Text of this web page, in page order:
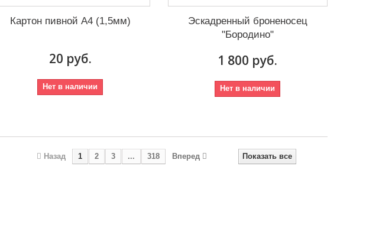
Картон пивной А4 (1,5мм)
20 руб.
Нет в наличии
Эскадренный броненосец
"Бородино"
1 800 руб.
Нет в наличии
Показать все
Назад 1 2 3 ... 318 Вперед